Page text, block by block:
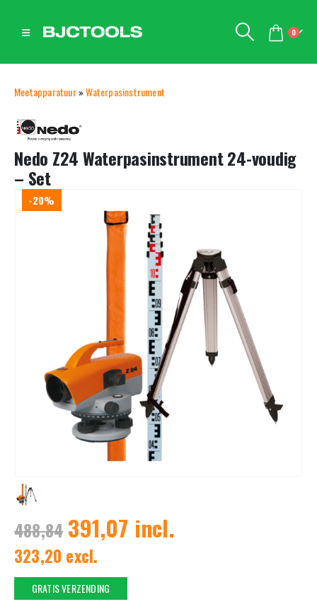
0
Meetapparatuur»Waterpasinstrument
Nedo Z24 Waterpasinstrument 24-voudig
– Set
-20%
488,84 391,07 incl.
323,20 excl.
GRATIS VERZENDING